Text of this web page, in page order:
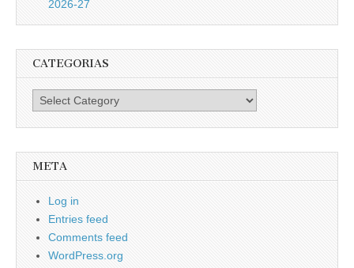
2026-27
CATEGORIAS
Categorias
META
Log in
Entries feed
Comments feed
WordPress.org